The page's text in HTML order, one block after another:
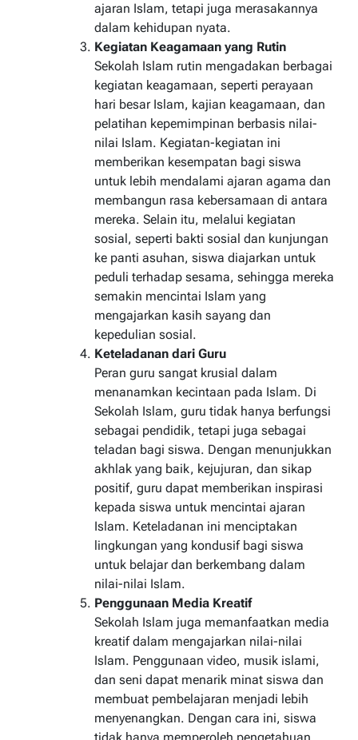
ajaran Islam, tetapi juga merasakannya
dalam kehidupan nyata.
Kegiatan Keagamaan yang Rutin
Sekolah Islam rutin mengadakan berbagai
kegiatan keagamaan, seperti perayaan
hari besar Islam, kajian keagamaan, dan
pelatihan kepemimpinan berbasis nilai-
nilai Islam. Kegiatan-kegiatan ini
memberikan kesempatan bagi siswa
untuk lebih mendalami ajaran agama dan
membangun rasa kebersamaan di antara
mereka. Selain itu, melalui kegiatan
sosial, seperti bakti sosial dan kunjungan
ke panti asuhan, siswa diajarkan untuk
peduli terhadap sesama, sehingga mereka
semakin mencintai Islam yang
mengajarkan kasih sayang dan
kepedulian sosial.
Keteladanan dari Guru
Peran guru sangat krusial dalam
menanamkan kecintaan pada Islam. Di
Sekolah Islam, guru tidak hanya berfungsi
sebagai pendidik, tetapi juga sebagai
teladan bagi siswa. Dengan menunjukkan
akhlak yang baik, kejujuran, dan sikap
positif, guru dapat memberikan inspirasi
kepada siswa untuk mencintai ajaran
Islam. Keteladanan ini menciptakan
lingkungan yang kondusif bagi siswa
untuk belajar dan berkembang dalam
nilai-nilai Islam.
Penggunaan Media Kreatif
Sekolah Islam juga memanfaatkan media
kreatif dalam mengajarkan nilai-nilai
Islam. Penggunaan video, musik islami,
dan seni dapat menarik minat siswa dan
membuat pembelajaran menjadi lebih
menyenangkan. Dengan cara ini, siswa